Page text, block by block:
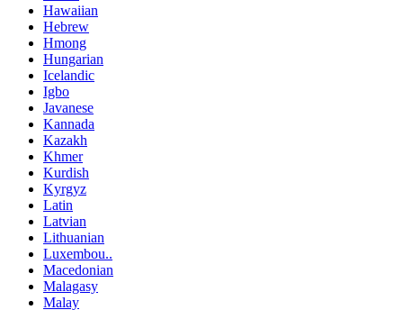
Hawaiian
Hebrew
Hmong
Hungarian
Icelandic
Igbo
Javanese
Kannada
Kazakh
Khmer
Kurdish
Kyrgyz
Latin
Latvian
Lithuanian
Luxembou..
Macedonian
Malagasy
Malay